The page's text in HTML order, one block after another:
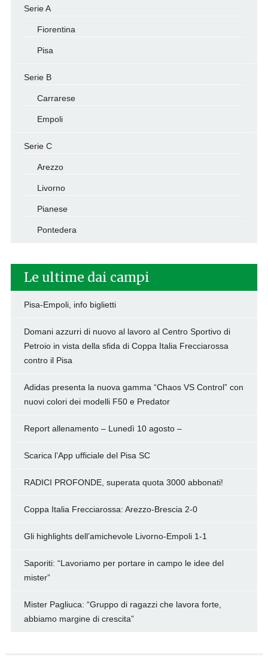
Serie A
Fiorentina
Pisa
Serie B
Carrarese
Empoli
Serie C
Arezzo
Livorno
Pianese
Pontedera
Le ultime dai campi
Pisa-Empoli, info biglietti
Domani azzurri di nuovo al lavoro al Centro Sportivo di
Petroio in vista della sfida di Coppa Italia Frecciarossa
contro il Pisa
Adidas presenta la nuova gamma “Chaos VS Control” con
nuovi colori dei modelli F50 e Predator
Report allenamento – Lunedì 10 agosto –
Scarica l’App ufficiale del Pisa SC
RADICI PROFONDE, superata quota 3000 abbonati!
Coppa Italia Frecciarossa: Arezzo-Brescia 2-0
Gli highlights dell’amichevole Livorno-Empoli 1-1
Saporiti: “Lavoriamo per portare in campo le idee del
mister”
Mister Pagliuca: “Gruppo di ragazzi che lavora forte,
abbiamo margine di crescita”